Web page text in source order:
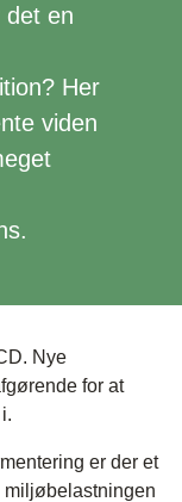
det en
Her
viden
Nye
for at
er der et
miljøbelastningen